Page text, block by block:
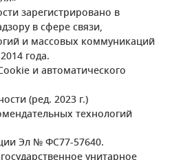
зарегистрировано в
в сфере связи,
и массовых коммуникаций
года.
и автоматического
(ред. 2023 г.)
технологий
Эл № ФС77-57640.